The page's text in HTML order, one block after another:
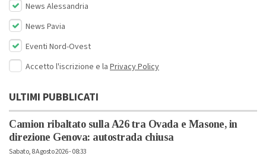
News Alessandria
News Pavia
Eventi Nord-Ovest
Accetto l'iscrizione e la Privacy Policy
ULTIMI PUBBLICATI
Camion ribaltato sulla A26 tra Ovada e Masone, in
direzione Genova: autostrada chiusa
Sabato, 8 Agosto 2026 - 08:33